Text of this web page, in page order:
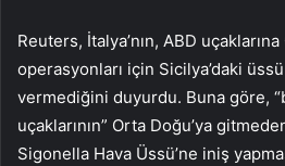
Reuters, İtalya’nın, ABD
operasyonları için Sicilya’daki
vermediğini duyurdu. Buna göre,
uçaklarının” Orta Doğu’ya
Sigonella Hava Üssü’ne iniş